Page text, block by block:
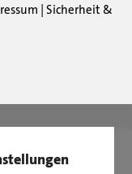
| Sicherheit &